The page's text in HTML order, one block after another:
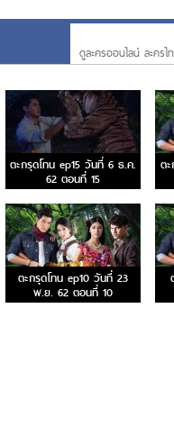
ดูละครออนไลน์ ละคร
ตะกรุดโทน ep15 วันที่ 6 ธ.ค.
62 ตอนที่ 15
ต
ตะกรุดโทน ep10 วันที่ 23
พ.ย. 62 ตอนที่ 10